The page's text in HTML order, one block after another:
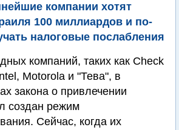
компании хотят
100 миллиардов и по-
налоговые послабления
компаний, таких как Check
Motorola и "Тева", в
закона о привлечении
создан режим
Сейчас, когда их